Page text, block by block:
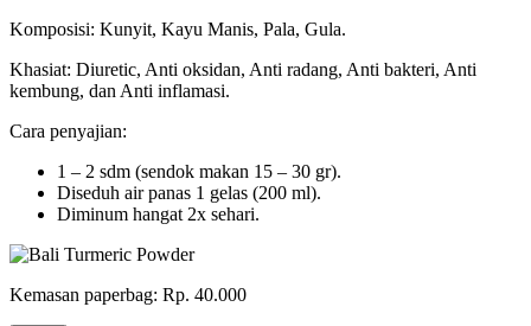
Komposisi: Kunyit, Kayu Manis, Pala, Gula.
Khasiat: Diuretic, Anti oksidan, Anti radang, Anti bakteri, Anti
kembung, dan Anti inflamasi.
Cara penyajian:
1 – 2 sdm (sendok makan 15 – 30 gr).
Diseduh air panas 1 gelas (200 ml).
Diminum hangat 2x sehari.
Kemasan paperbag: Rp. 40.000